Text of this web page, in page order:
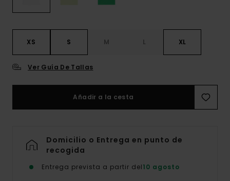
XS S M L XL
Ver Guía De Tallas
Añadir a la cesta
Domicilio o Entrega en punto de
recogida
Entrega prevista a partir del10 agosto